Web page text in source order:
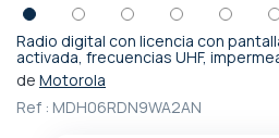
Radio digital con licencia con
activada, frecuencias UHF,
de Motorola
Ref : MDH06RDN9WA2AN
Saltar
al
de